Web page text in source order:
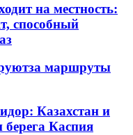
на местность:
способный
маршруты
Казахстан и
Каспия